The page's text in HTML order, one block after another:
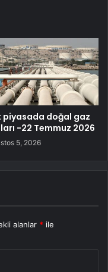
piyasada doğal gaz
-22 Temmuz 2026
5, 2026
alanlar * ile